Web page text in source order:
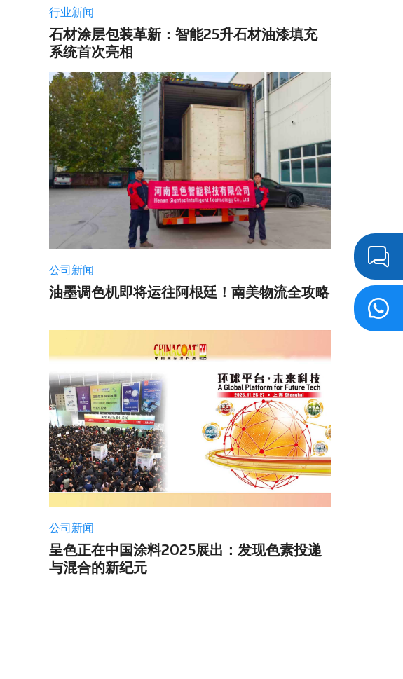
行业新闻
石材涂层包装革新：智能25升石材油漆填充
系统首次亮相
公司新闻
油墨调色机即将运往阿根廷！南美物流全攻略
公司新闻
呈色正在中国涂料2025展出：发现色素投递
与混合的新纪元